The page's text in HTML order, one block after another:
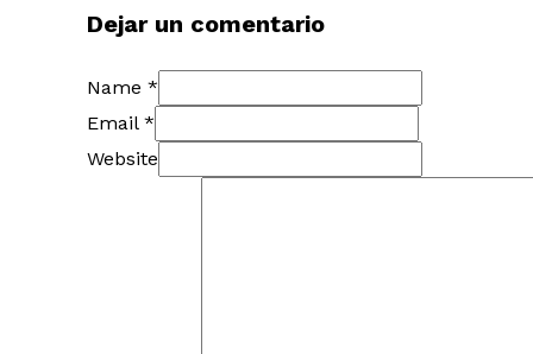
Dejar un comentario
Name *
Email *
Website